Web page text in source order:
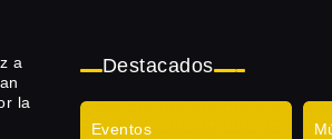
a
la
Destacados
Eventos